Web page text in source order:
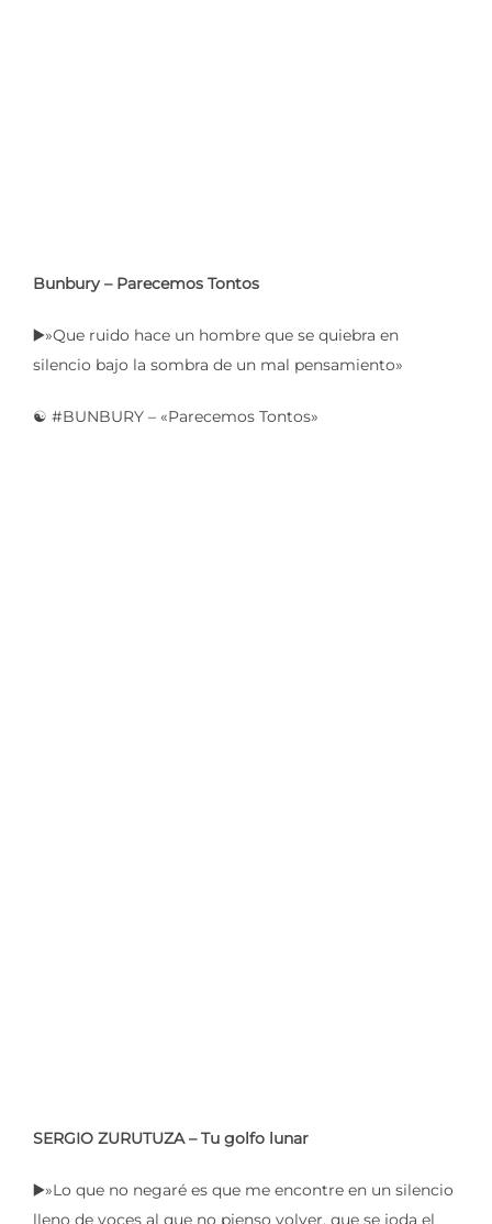
Bunbury – Parecemos Tontos
▶️»Que ruido hace un hombre que se quiebra en
silencio bajo la sombra de un mal pensamiento»
☯️ #BUNBURY – «Parecemos Tontos»
SERGIO ZURUTUZA – Tu golfo lunar
▶️»Lo que no negaré es que me encontre en un silencio
lleno de voces al que no pienso volver, que se joda el